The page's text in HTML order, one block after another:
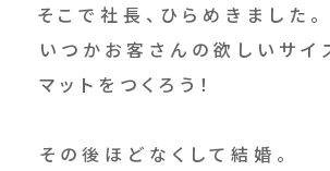
そこで社長、ひらめきました。
いつかお客さんの欲しいサイ
マットをつくろう！
その後ほどなくして結婚。